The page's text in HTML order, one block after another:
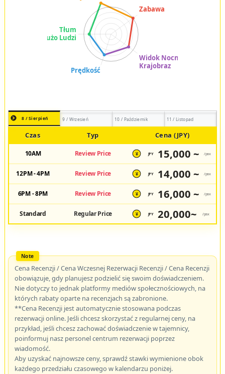
8 / Sierpień 9 / Wrzesień 10 / Październik 11 / Listopad
Czas Typ Cena (JPY)
10AM Review Price ¥ JPY 15,000 ~ /pax
12PM - 4PM Review Price ¥ JPY 14,000 ~ /pax
6PM - 8PM Review Price ¥ JPY 16,000 ~ /pax
Standard Regular Price ¥ JPY 20,000~ /pax
Cena Recenzji / Cena Wczesnej Rezerwacji Recenzji / Cena Recenzji
obowiązuje, gdy planujesz podzielić się swoim doświadczeniem.
Nie dotyczy to jednak platformy mediów społecznościowych, na
których rabaty oparte na recenzjach są zabronione.
**Cena Recenzji jest automatycznie stosowana podczas
rezerwacji online. Jeśli chcesz skorzystać z regularnej ceny, na
przykład, jeśli chcesz zachować doświadczenie w tajemnicy,
poinformuj nasz personel centrum rezerwacji poprzez
wiadomość.
Aby uzyskać najnowsze ceny, sprawdź stawki wymienione obok
każdego przedziału czasowego w kalendarzu poniżej.